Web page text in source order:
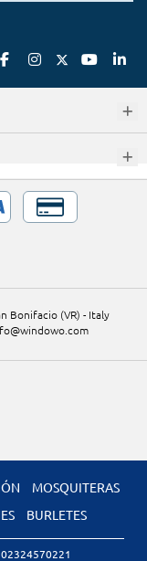
Bonifacio (VR) - Italy
MOSQUITERAS
BURLETES
02324570221